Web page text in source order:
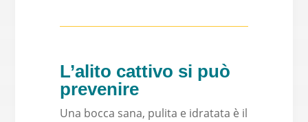
L’alito cattivo si può
prevenire
Una bocca sana, pulita e idratata è il